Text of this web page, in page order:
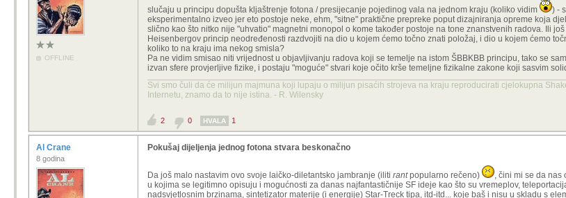
OFFLINE
slučaju u principu dopušta kljaštrenje fotona / presijecanje pojedinog vala na jednom kraju (koliko vidim
) -
eksperimentalno izveo jer eto postoje neke, ehm, "sitne" praktične prepreke poput dizajniranja opreme koja
slično kao što nitko nije "uhvatio" magnetni monopol o kome također postoje na tone znanstvenih radova. Ili
Heisenbergov princip neodređenosti razdvojiti na dio u kojem ćemo točno znati položaj, i dio u kojem ćemo
koliko to na kraju ima nekog smisla?
Pa ne vidim smisao niti vrijednost u objavljivanju radova koji se temelje na istom ŠBBKBB principu, tako se
izvan sfere provjerljive fizike, i postaju "moguće" stvari koje očito krše temeljne fizikalne zakone koji sasvim
Svi smo čuli da će milijun majmuna koji lupaju o milijun pisaćih strojeva na kraju reproducirati cjelokupna
Internetu, znamo da to nije istina. - R. Wilensky
2 0 HVALA 1
Al Crane
8 godina
Pokušaj dijeljenja jednog fotona stvara beskonačno
Da još malo nastavim ovo svoje laičko-diletantsko jambranje (iliti rantpopularno rečeno)
, čini mi se da nas
u kojima se legitimno opisuju i mogućnosti za danas najfantastičnije SF ideje kao što su vremeplov,
nadsvjetlosnim brzinama, sintetizator materije (i energije) Star-Treck tipa, itd-itd... koje baš i nisu u skladu s